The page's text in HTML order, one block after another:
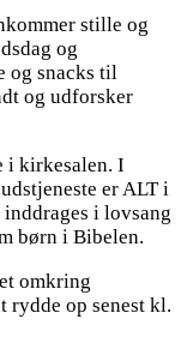
stille og
og
og snacks til
og udforsker
i kirkesalen. I
er ALT i
i lovsang
børn i Bibelen.
omkring
rydde op senest kl.